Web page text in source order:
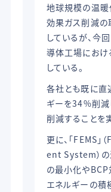
地球規模の温暖
効果ガス削減
しているが、今
導体工場にお
している。
各社とも既に直
ギーを34%削減
削減することを
更に、「FEMS
ent System）の
の最小化やBCP
エネルギーの積